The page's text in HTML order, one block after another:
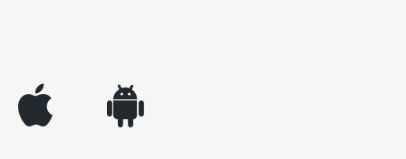
appleinc android